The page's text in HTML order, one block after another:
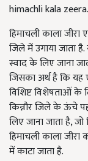
himachli kala zeera.
हिमाचली काला जीरा
जिले में उगाया
स्वाद के लिए जाना
जिसका अर्थ है कि यह
विशिष्ट विशेषताओं के
किन्नौर जिले के ऊंचे
लिए जाना जाता है,
हिमाचली काला
में काटा जाता है.